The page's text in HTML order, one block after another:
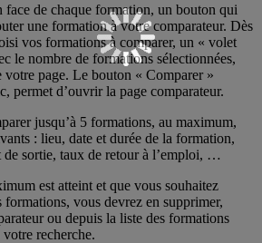
face de chaque formation, un bouton qui
une formation à votre comparateur. Dès
vos formations à comparer, un « volet
le nombre de formations sélectionnées,
votre page. Le bouton « Comparer »
permet d’ouvrir la page comparateur.
jusqu’à 5 formations, au maximum,
: lieu, date et durée de la formation,
de sortie, taux de retour à l’emploi, …
est atteint et que vous souhaitez
formations, vous devrez en supprimer,
ou depuis la liste des formations
votre recherche.